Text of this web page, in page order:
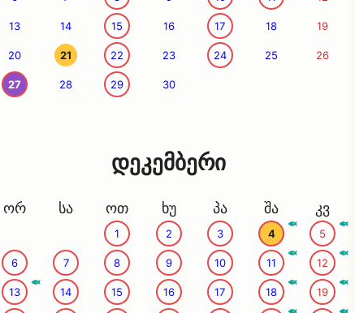
13 14 15 16 17 18 19
20 21 22 23 24 25 26
27 28 29 30
დეკემბერი
ორ სა ოთ ხუ პა შა კვ
1 2 3 4 5
6 7 8 9 10 11 12
13 14 15 16 17 18 19